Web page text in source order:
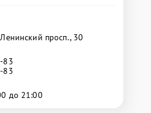
просп., 30
83
83
до 21:00